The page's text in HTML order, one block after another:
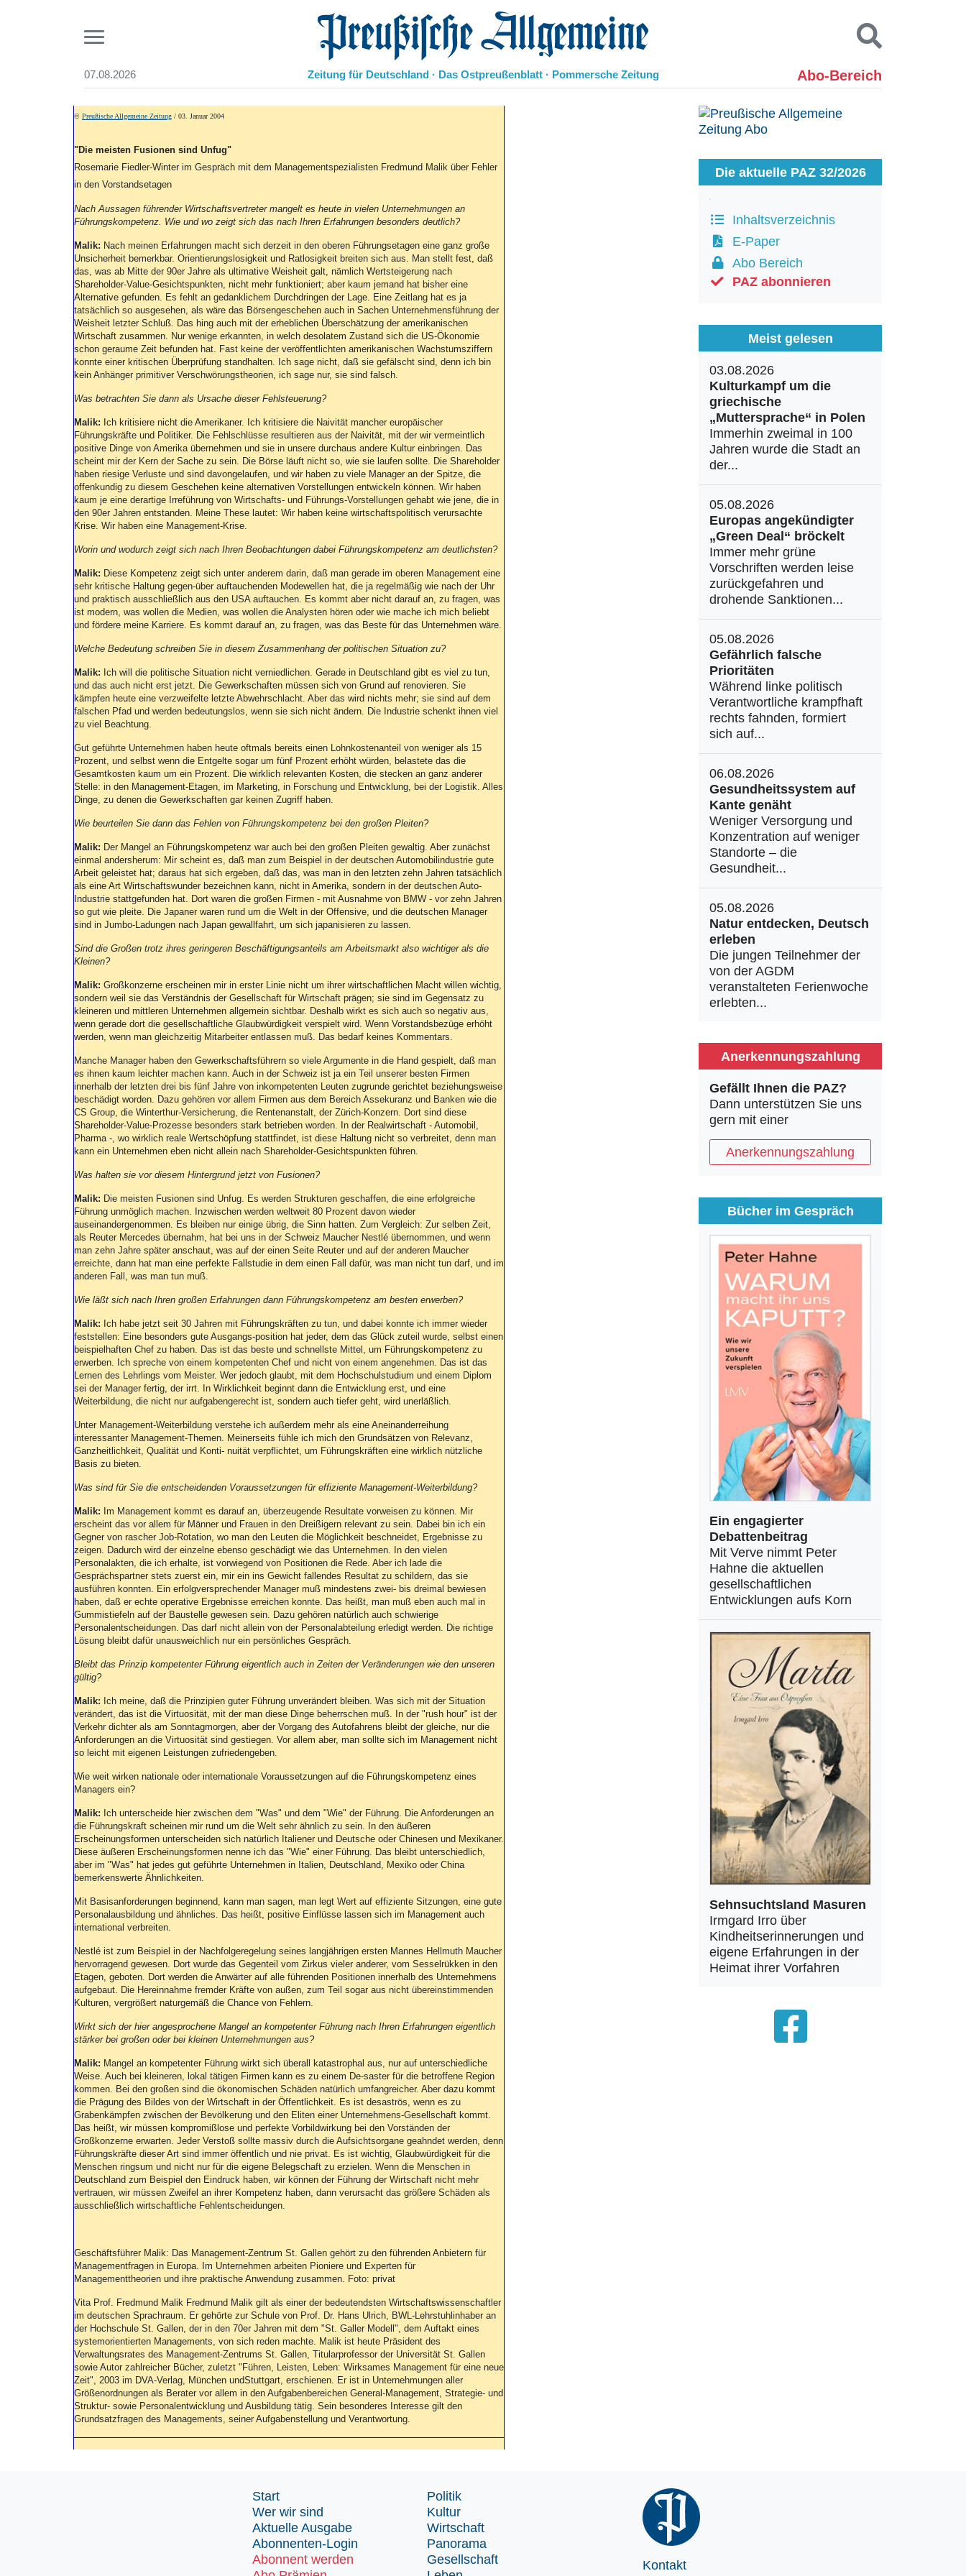
07.08.2026 Preußische Allgemeine Zeitung
Zeitung für Deutschland · Das Ostpreußenblatt · Pommersche Zeitung Abo-Bereich
Start
Aktuelle Ausgabe
Abonnenten-Login
Abonnent werden
Abo Prämien
Archiv
Mediadaten
Panorama
Geschichte
Ostpreußen
Pommern
Berlin-Brandenburg
Danzig und Westpreußen
Bücher
Kontakt
Suchen und finden
© Preußische Allgemeine Zeitung / 03. Januar 2004
"Die meisten Fusionen sind Unfug"
Rosemarie Fiedler-Winter im Gespräch mit dem Managementspezialisten Fredmund Malik über Fehler
in den Vorstandsetagen
Nach Aussagen führender Wirtschaftsvertreter mangelt es heute in vielen Unternehmungen an
Führungskompetenz. Wie und wo zeigt sich das nach Ihren Erfahrungen besonders deutlich?
Malik: Nach meinen Erfahrungen macht sich derzeit in den oberen Führungsetagen eine ganz große
Unsicherheit bemerkbar. Orientierungslosigkeit und Ratlosigkeit breiten sich aus. Man stellt fest, daß
das, was ab Mitte der 90er Jahre als ultimative Weisheit galt, nämlich Wertsteigerung nach
Shareholder-Value-Gesichtspunkten, nicht mehr funktioniert; aber kaum jemand hat bisher eine
Alternative gefunden. Es fehlt an gedanklichem Durchdringen der Lage. Eine Zeitlang hat es ja
tatsächlich so ausgesehen, als wäre das Börsengeschehen auch in Sachen Unternehmensführung der
Weisheit letzter Schluß. Das hing auch mit der erheblichen Überschätzung der amerikanischen
Wirtschaft zusammen. Nur wenige erkannten, in welch desolatem Zustand sich die US-Ökonomie
schon geraume Zeit befunden hat. Fast keine der veröffentlichten amerikanischen Wachstumsziffern
konnte einer kritischen Überprüfung standhalten. Ich sage nicht, daß sie gefälscht sind, denn ich bin
kein Anhänger primitiver Verschwörungstheorien, ich sage nur, sie sind falsch.
Was betrachten Sie dann als Ursache dieser Fehlsteuerung?
Malik: Ich kritisiere nicht die Amerikaner. Ich kritisiere die Naivität mancher europäischer
Führungskräfte und Politiker. Die Fehlschlüsse resultieren aus der Naivität, mit der wir vermeintlich
positive Dinge von Amerika übernehmen und sie in unsere durchaus andere Kultur einbringen. Das
scheint mir der Kern der Sache zu sein. Die Börse läuft nicht so, wie sie laufen sollte. Die Shareholder
haben riesige Verluste und sind davongelaufen, und wir haben zu viele Manager an der Spitze, die
offenkundig zu diesem Geschehen keine alternativen Vorstellungen entwickeln können. Wir haben
kaum je eine derartige Irreführung von Wirtschafts- und Führungs-Vorstellungen gehabt wie jene, die in
den 90er Jahren entstanden. Meine These lautet: Wir haben keine wirtschaftspolitisch verursachte
Krise. Wir haben eine Management-Krise.
Worin und wodurch zeigt sich nach Ihren Beobachtungen dabei Führungskompetenz am deutlichsten?
Malik: Diese Kompetenz zeigt sich unter anderem darin, daß man gerade im oberen Management eine
sehr kritische Haltung gegen-über auftauchenden Modewellen hat, die ja regelmäßig wie nach der Uhr
und praktisch ausschließlich aus den USA auftauchen. Es kommt aber nicht darauf an, zu fragen, was
ist modern, was wollen die Medien, was wollen die Analysten hören oder wie mache ich mich beliebt
und fördere meine Karriere. Es kommt darauf an, zu fragen, was das Beste für das Unternehmen wäre.
Welche Bedeutung schreiben Sie in diesem Zusammenhang der politischen Situation zu?
Malik: Ich will die politische Situation nicht verniedlichen. Gerade in Deutschland gibt es viel zu tun,
und das auch nicht erst jetzt. Die Gewerkschaften müssen sich von Grund auf renovieren. Sie
kämpfen heute eine verzweifelte letzte Abwehrschlacht. Aber das wird nichts mehr; sie sind auf dem
falschen Pfad und werden bedeutungslos, wenn sie sich nicht ändern. Die Industrie schenkt ihnen viel
zu viel Beachtung.
Gut geführte Unternehmen haben heute oftmals bereits einen Lohnkostenanteil von weniger als 15
Prozent, und selbst wenn die Entgelte sogar um fünf Prozent erhöht würden, belastete das die
Gesamtkosten kaum um ein Prozent. Die wirklich relevanten Kosten, die stecken an ganz anderer
Stelle: in den Management-Etagen, im Marketing, in Forschung und Entwicklung, bei der Logistik. Alles
Dinge, zu denen die Gewerkschaften gar keinen Zugriff haben.
Wie beurteilen Sie dann das Fehlen von Führungskompetenz bei den großen Pleiten?
Malik: Der Mangel an Führungskompetenz war auch bei den großen Pleiten gewaltig. Aber zunächst
einmal andersherum: Mir scheint es, daß man zum Beispiel in der deutschen Automobilindustrie gute
Arbeit geleistet hat; daraus hat sich ergeben, daß das, was man in den letzten zehn Jahren tatsächlich
als eine Art Wirtschaftswunder bezeichnen kann, nicht in Amerika, sondern in der deutschen Auto-
Industrie stattgefunden hat. Dort waren die großen Firmen - mit Ausnahme von BMW - vor zehn Jahren
so gut wie pleite. Die Japaner waren rund um die Welt in der Offensive, und die deutschen Manager
sind in Jumbo-Ladungen nach Japan gewallfahrt, um sich japanisieren zu lassen.
Sind die Großen trotz ihres geringeren Beschäftigungsanteils am Arbeitsmarkt also wichtiger als die
Kleinen?
Malik: Großkonzerne erscheinen mir in erster Linie nicht um ihrer wirtschaftlichen Macht willen wichtig,
sondern weil sie das Verständnis der Gesellschaft für Wirtschaft prägen; sie sind im Gegensatz zu
kleineren und mittleren Unternehmen allgemein sichtbar. Deshalb wirkt es sich auch so negativ aus,
wenn gerade dort die gesellschaftliche Glaubwürdigkeit verspielt wird. Wenn Vorstandsbezüge erhöht
werden, wenn man gleichzeitig Mitarbeiter entlassen muß. Das bedarf keines Kommentars.
Manche Manager haben den Gewerkschaftsführern so viele Argumente in die Hand gespielt, daß man
es ihnen kaum leichter machen kann. Auch in der Schweiz ist ja ein Teil unserer besten Firmen
innerhalb der letzten drei bis fünf Jahre von inkompetenten Leuten zugrunde gerichtet beziehungsweise
beschädigt worden. Dazu gehören vor allem Firmen aus dem Bereich Assekuranz und Banken wie die
CS Group, die Winterthur-Versicherung, die Rentenanstalt, der Zürich-Konzern. Dort sind diese
Shareholder-Value-Prozesse besonders stark betrieben worden. In der Realwirtschaft - Automobil,
Pharma -, wo wirklich reale Wertschöpfung stattfindet, ist diese Haltung nicht so verbreitet, denn man
kann ein Unternehmen eben nicht allein nach Shareholder-Gesichtspunkten führen.
Was halten sie vor diesem Hintergrund jetzt von Fusionen?
Malik: Die meisten Fusionen sind Unfug. Es werden Strukturen geschaffen, die eine erfolgreiche
Führung unmöglich machen. Inzwischen werden weltweit 80 Prozent davon wieder
auseinandergenommen. Es bleiben nur einige übrig, die Sinn hatten. Zum Vergleich: Zur selben Zeit,
als Reuter Mercedes übernahm, hat bei uns in der Schweiz Maucher Nestlé übernommen, und wenn
man zehn Jahre später anschaut, was auf der einen Seite Reuter und auf der anderen Maucher
erreichte, dann hat man eine perfekte Fallstudie in dem einen Fall dafür, was man nicht tun darf, und im
anderen Fall, was man tun muß.
Wie läßt sich nach Ihren großen Erfahrungen dann Führungskompetenz am besten erwerben?
Malik: Ich habe jetzt seit 30 Jahren mit Führungskräften zu tun, und dabei konnte ich immer wieder
feststellen: Eine besonders gute Ausgangs-position hat jeder, dem das Glück zuteil wurde, selbst einen
beispielhaften Chef zu haben. Das ist das beste und schnellste Mittel, um Führungskompetenz zu
erwerben. Ich spreche von einem kompetenten Chef und nicht von einem angenehmen. Das ist das
Lernen des Lehrlings vom Meister. Wer jedoch glaubt, mit dem Hochschulstudium und einem Diplom
sei der Manager fertig, der irrt. In Wirklichkeit beginnt dann die Entwicklung erst, und eine
Weiterbildung, die nicht nur aufgabengerecht ist, sondern auch tiefer geht, wird unerläßlich.
Unter Management-Weiterbildung verstehe ich außerdem mehr als eine Aneinanderreihung
interessanter Management-Themen. Meinerseits fühle ich mich den Grundsätzen von Relevanz,
Ganzheitlichkeit, Qualität und Konti- nuität verpflichtet, um Führungskräften eine wirklich nützliche
Basis zu bieten.
Was sind für Sie die entscheidenden Voraussetzungen für effiziente Management-Weiterbildung?
Malik: Im Management kommt es darauf an, überzeugende Resultate vorweisen zu können. Mir
erscheint das vor allem für Männer und Frauen in den Dreißigern relevant zu sein. Dabei bin ich ein
Gegner von rascher Job-Rotation, wo man den Leuten die Möglichkeit beschneidet, Ergebnisse zu
zeigen. Dadurch wird der einzelne ebenso geschädigt wie das Unternehmen. In den vielen
Personalakten, die ich erhalte, ist vorwiegend von Positionen die Rede. Aber ich lade die
Gesprächspartner stets zuerst ein, mir ein ins Gewicht fallendes Resultat zu schildern, das sie
ausführen konnten. Ein erfolgversprechender Manager muß mindestens zwei- bis dreimal bewiesen
haben, daß er echte operative Ergebnisse erreichen konnte. Das heißt, man muß eben auch mal in
Gummistiefeln auf der Baustelle gewesen sein. Dazu gehören natürlich auch schwierige
Personalentscheidungen. Das darf nicht allein von der Personalabteilung erledigt werden. Die richtige
Lösung bleibt dafür unausweichlich nur ein persönliches Gespräch.
Bleibt das Prinzip kompetenter Führung eigentlich auch in Zeiten der Veränderungen wie den unseren
gültig?
Malik: Ich meine, daß die Prinzipien guter Führung unverändert bleiben. Was sich mit der Situation
verändert, das ist die Virtuosität, mit der man diese Dinge beherrschen muß. In der "rush hour" ist der
Verkehr dichter als am Sonntagmorgen, aber der Vorgang des Autofahrens bleibt der gleiche, nur die
Anforderungen an die Virtuosität sind gestiegen. Vor allem aber, man sollte sich im Management nicht
so leicht mit eigenen Leistungen zufriedengeben.
Wie weit wirken nationale oder internationale Voraussetzungen auf die Führungskompetenz eines
Managers ein?
Malik: Ich unterscheide hier zwischen dem "Was" und dem "Wie" der Führung. Die Anforderungen an
die Führungskraft scheinen mir rund um die Welt sehr ähnlich zu sein. In den äußeren
Erscheinungsformen unterscheiden sich natürlich Italiener und Deutsche oder Chinesen und Mexikaner.
Diese äußeren Erscheinungsformen nenne ich das "Wie" einer Führung. Das bleibt unterschiedlich,
aber im "Was" hat jedes gut geführte Unternehmen in Italien, Deutschland, Mexiko oder China
bemerkenswerte Ähnlichkeiten.
Mit Basisanforderungen beginnend, kann man sagen, man legt Wert auf effiziente Sitzungen, eine gute
Personalausbildung und ähnliches. Das heißt, positive Einflüsse lassen sich im Management auch
international verbreiten.
Nestlé ist zum Beispiel in der Nachfolgeregelung seines langjährigen ersten Mannes Hellmuth Maucher
hervorragend gewesen. Dort wurde das Gegenteil vom Zirkus vieler anderer, vom Sesselrükken in den
Etagen, geboten. Dort werden die Anwärter auf alle führenden Positionen innerhalb des Unternehmens
aufgebaut. Die Hereinnahme fremder Kräfte von außen, zum Teil sogar aus nicht übereinstimmenden
Kulturen, vergrößert naturgemäß die Chance von Fehlern.
Wirkt sich der hier angesprochene Mangel an kompetenter Führung nach Ihren Erfahrungen eigentlich
stärker bei großen oder bei kleinen Unternehmungen aus?
Malik: Mangel an kompetenter Führung wirkt sich überall katastrophal aus, nur auf unterschiedliche
Weise. Auch bei kleineren, lokal tätigen Firmen kann es zu einem De-saster für die betroffene Region
kommen. Bei den großen sind die ökonomischen Schäden natürlich umfangreicher. Aber dazu kommt
die Prägung des Bildes von der Wirtschaft in der Öffentlichkeit. Es ist desaströs, wenn es zu
Grabenkämpfen zwischen der Bevölkerung und den Eliten einer Unternehmens-Gesellschaft kommt.
Das heißt, wir müssen kompromißlose und perfekte Vorbildwirkung bei den Vorständen der
Großkonzerne erwarten. Jeder Verstoß sollte massiv durch die Aufsichtsorgane geahndet werden, denn
Führungskräfte dieser Art sind immer öffentlich und nie privat. Es ist wichtig, Glaubwürdigkeit für die
Menschen ringsum und nicht nur für die eigene Belegschaft zu erzielen. Wenn die Menschen in
Deutschland zum Beispiel den Eindruck haben, wir können der Führung der Wirtschaft nicht mehr
vertrauen, wir müssen Zweifel an ihrer Kompetenz haben, dann verursacht das größere Schäden als
ausschließlich wirtschaftliche Fehlentscheidungen.
Geschäftsführer Malik: Das Management-Zentrum St. Gallen gehört zu den führenden Anbietern für
Managementfragen in Europa. Im Unternehmen arbeiten Pioniere und Experten für
Managementtheorien und ihre praktische Anwendung zusammen. Foto: privat
Vita Prof. Fredmund Malik Fredmund Malik gilt als einer der bedeutendsten Wirtschaftswissenschaftler
im deutschen Sprachraum. Er gehörte zur Schule von Prof. Dr. Hans Ulrich, BWL-Lehrstuhlinhaber an
der Hochschule St. Gallen, der in den 70er Jahren mit dem "St. Galler Modell", dem Auftakt eines
systemorientierten Managements, von sich reden machte. Malik ist heute Präsident des
Verwaltungsrates des Management-Zentrums St. Gallen, Titularprofessor der Universität St. Gallen
sowie Autor zahlreicher Bücher, zuletzt "Führen, Leisten, Leben: Wirksames Management für eine neue
Zeit", 2003 im DVA-Verlag, München undStuttgart, erschienen. Er ist in Unternehmungen aller
Größenordnungen als Berater vor allem in den Aufgabenbereichen General-Management, Strategie- und
Struktur- sowie Personalentwicklung und Ausbildung tätig. Sein besonderes Interesse gilt den
Grundsatzfragen des Managements, seiner Aufgabenstellung und Verantwortung.
Die aktuelle PAZ 32/2026
Inhaltsverzeichnis
E-Paper
Abo Bereich
PAZ abonnieren
Meist gelesen
03.08.2026
Kulturkampf um die
griechische
„Muttersprache“ in Polen
Immerhin zweimal in 100
Jahren wurde die Stadt an
der...
05.08.2026
Europas angekündigter
„Green Deal“ bröckelt
Immer mehr grüne
Vorschriften werden leise
zurückgefahren und
drohende Sanktionen...
05.08.2026
Gefährlich falsche
Prioritäten
Während linke politisch
Verantwortliche krampfhaft
rechts fahnden, formiert
sich auf...
06.08.2026
Gesundheitssystem auf
Kante genäht
Weniger Versorgung und
Konzentration auf weniger
Standorte – die
Gesundheit...
05.08.2026
Natur entdecken, Deutsch
erleben
Die jungen Teilnehmer der
von der AGDM
veranstalteten Ferienwoche
erlebten...
Anerkennungszahlung
Gefällt Ihnen die PAZ?
Dann unterstützen Sie uns
gern mit einer
Anerkennungszahlung
Bücher im Gespräch
Ein engagierter
Debattenbeitrag
Mit Verve nimmt Peter
Hahne die aktuellen
gesellschaftlichen
Entwicklungen aufs Korn
Sehnsuchtsland Masuren
Irmgard Irro über
Kindheitserinnerungen und
eigene Erfahrungen in der
Heimat ihrer Vorfahren
Start
Wer wir sind
Aktuelle Ausgabe
Abonnenten-Login
Abonnent werden
Politik
Kultur
Wirtschaft
Panorama
Gesellschaft
Kontakt